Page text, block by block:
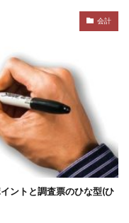
会計
ントと調査票のひな型(ひ